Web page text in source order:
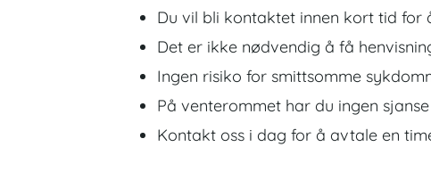
Du vil bli kontaktet innen kort tid for
Det er ikke nødvendig å få
Ingen risiko for smittsomme
På venterommet har du ingen
Kontakt oss i dag for å avtale en